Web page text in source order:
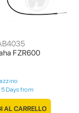
FZR600
Days from
AL CARRELLO